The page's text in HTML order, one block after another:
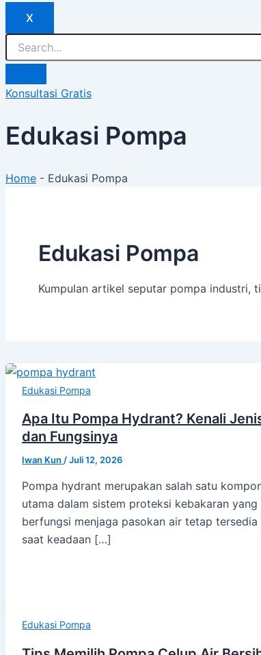
X
Konsultasi Gratis
Edukasi Pompa
Home - Edukasi Pompa
Edukasi Pompa
Kumpulan artikel seputar pompa industri,
Edukasi Pompa
Apa Itu Pompa Hydrant? Kenali
dan Fungsinya
Iwan Kun /Juli 12, 2026
Pompa hydrant merupakan salah satu
utama dalam sistem proteksi kebakaran yang
berfungsi menjaga pasokan air tetap tersedia
saat keadaan […]
Edukasi Pompa